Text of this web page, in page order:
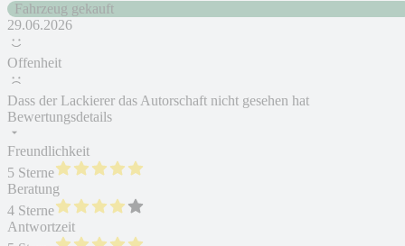
Fahrzeug gekauft
29.06.2026
Offenheit
Dass der Lackierer das Autorschaft nicht gesehen hat
Bewertungsdetails
Freundlichkeit
5 Sterne
Beratung
4 Sterne
Antwortzeit